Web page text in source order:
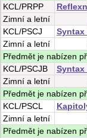
KCL/PRPP
Zimní a letní
KCL/PSCJ
Syntax
Zimní a letní
Předmět je nabízen
KCL/PSCJB
Syntax
Zimní a letní
Předmět je nabízen
KCL/PSCL
Zimní a letní
Předmět je nabízen